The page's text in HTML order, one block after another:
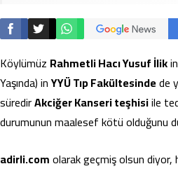
Köylümüz Rahmetli Hacı Yusuf İlik
Yaşında) inYYÜ Tıp Fakültesindede
süredirAkciğer Kanseri teşhisiile
durumunun maalesef kötü olduğunu
adirli.comolarak geçmiş olsun diyor,